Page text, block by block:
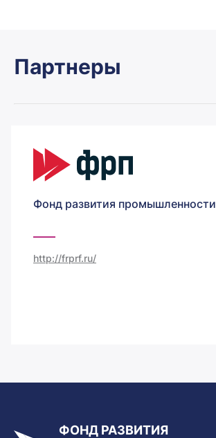
Партнеры
Фонд развития промышленности
http://frprf.ru/
ФОНД РАЗВИТИЯ